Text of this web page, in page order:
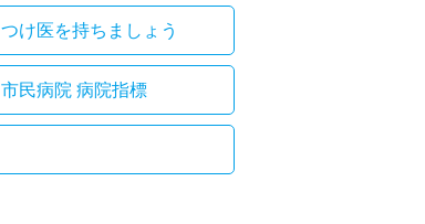
け医を持ちましょう
民病院 病院指標